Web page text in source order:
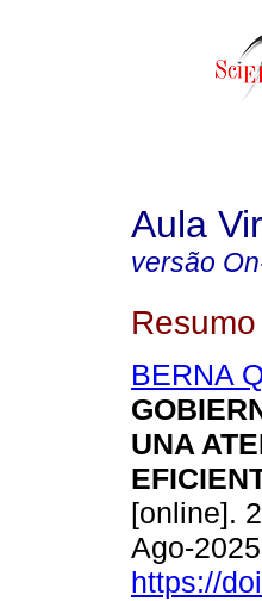
Aula
versão
Resumo
BERNA
UNA
[online].
Ago-
https://